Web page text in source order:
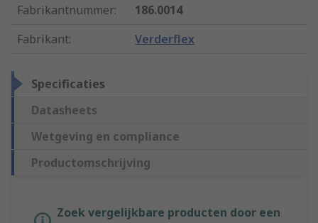
Fabrikantnummer:
186.0014
Fabrikant: Verderflex
Specificaties
Datasheets
Wetgeving en compliance
Productomschrijving
Zoek vergelijkbare producten door een